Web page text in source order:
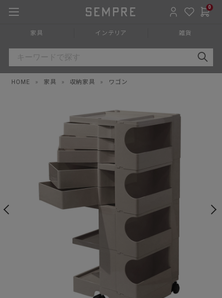
0
家具 インテリア 雑貨
HOME » 家具 » 収納家具 » ワゴン